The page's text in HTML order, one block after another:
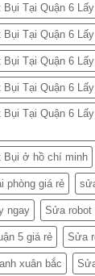
Tại Quận 6
Tại Quận 6
Tại Quận 6
Tại Quận 6
Tại Quận 6
Bụi ở hồ chí minh
phòng giá rẻ
ngay Sửa robot
5 giá rẻ Sửa
xuân bắc